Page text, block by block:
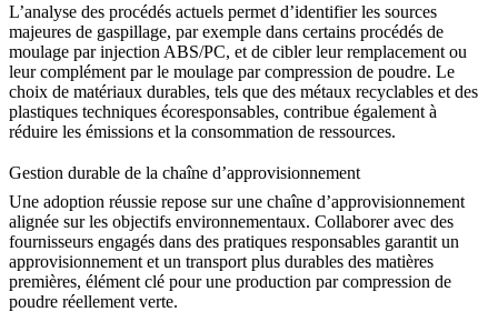
L’analyse des procédés actuels permet d’identifier les sources
majeures de gaspillage, par exemple dans certains procédés de
moulage par injection ABS/PC, et de cibler leur remplacement ou
leur complément par le moulage par compression de poudre. Le
choix de matériaux durables, tels que des métaux recyclables et des
plastiques techniques écoresponsables, contribue également à
réduire les émissions et la consommation de ressources.
Gestion durable de la chaîne d’approvisionnement
Une adoption réussie repose sur une chaîne d’approvisionnement
alignée sur les objectifs environnementaux. Collaborer avec des
fournisseurs engagés dans des pratiques responsables garantit un
approvisionnement et un transport plus durables des matières
premières, élément clé pour une production par compression de
poudre réellement verte.